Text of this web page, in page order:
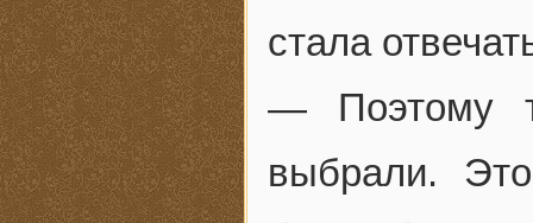
стала
— Поэтому
выбрали.